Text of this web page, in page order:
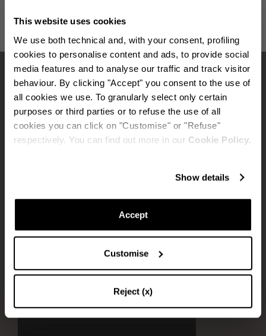
This website uses cookies
We use both technical and, with your consent, profiling
cookies to personalise content and ads, to provide social
media features and to analyse our traffic and track visitor
behaviour. By clicking "Accept" you consent to the use of
all cookies we use. To granularly select only certain
purposes or third parties or to refuse the use of all
cookies you can click on "Customise" or "Refuse"
respectively. You can find out more in our Cookie Policy.
Show details
Accept
Customise
Reject (x)
CONTINUEZ À VOUS ABONNER
Comment prendre soin de vos chaussures
Aquazzura.
ÉPOUSSETAGE DU CUIR
Articles dont vous aurez besoin: Eau, Éponge, Chiffon doux
Immerger l’éponge dans l’eau et l’essorer
Frotter doucement l’éponge sur le cuir
circulaires pour rendre le cuir brillant et homogène.